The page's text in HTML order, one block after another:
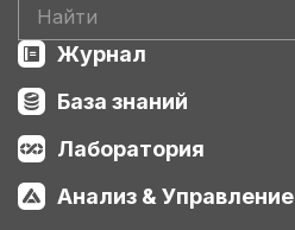
Журнал
База знаний
Лаборатория
Анализ & Управление